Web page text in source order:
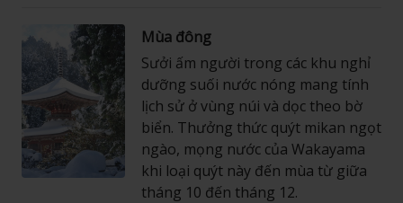
Mùa đông
Sưởi ấm người trong các khu nghỉ
dưỡng suối nước nóng mang tính
lịch sử ở vùng núi và dọc theo bờ
biển. Thưởng thức quýt mikan ngọt
ngào, mọng nước của Wakayama
khi loại quýt này đến mùa từ giữa
tháng 10 đến tháng 12.